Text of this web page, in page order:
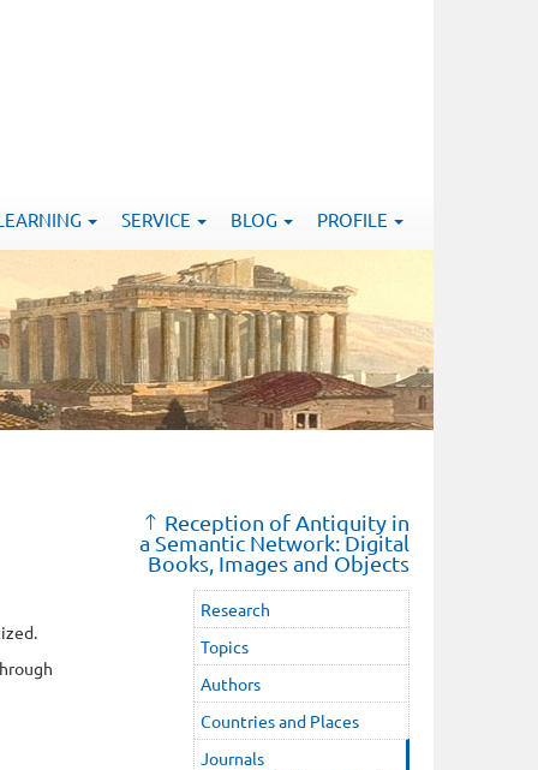
SERVICE BLOG PROFILE
Reception of Antiquity in
a Semantic Network: Digital
Books, Images and Objects
Research
Topics
Authors
Countries and Places
Journals